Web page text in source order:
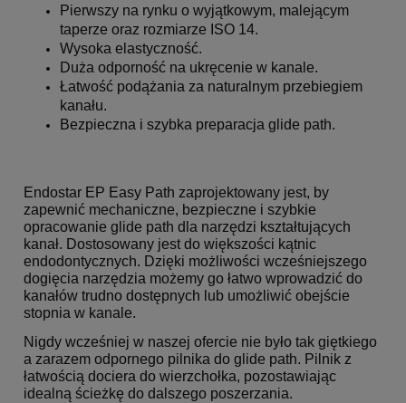
Pierwszy na rynku o wyjątkowym, malejącym
taperze oraz rozmiarze ISO 14.
Wysoka elastyczność.
Duża odporność na ukręcenie w kanale.
Łatwość podążania za naturalnym przebiegiem
kanału.
Bezpieczna i szybka preparacja glide path.
Endostar EP Easy Path zaprojektowany jest, by
zapewnić mechaniczne, bezpieczne i szybkie
opracowanie glide path dla narzędzi kształtujących
kanał. Dostosowany jest do większości kątnic
endodontycznych. Dzięki możliwości wcześniejszego
dogięcia narzędzia możemy go łatwo wprowadzić do
kanałów trudno dostępnych lub umożliwić obejście
stopnia w kanale.
Nigdy wcześniej w naszej ofercie nie było tak giętkiego
a zarazem odpornego pilnika do glide path. Pilnik z
łatwością dociera do wierzchołka, pozostawiając
idealną ścieżkę do dalszego poszerzania.